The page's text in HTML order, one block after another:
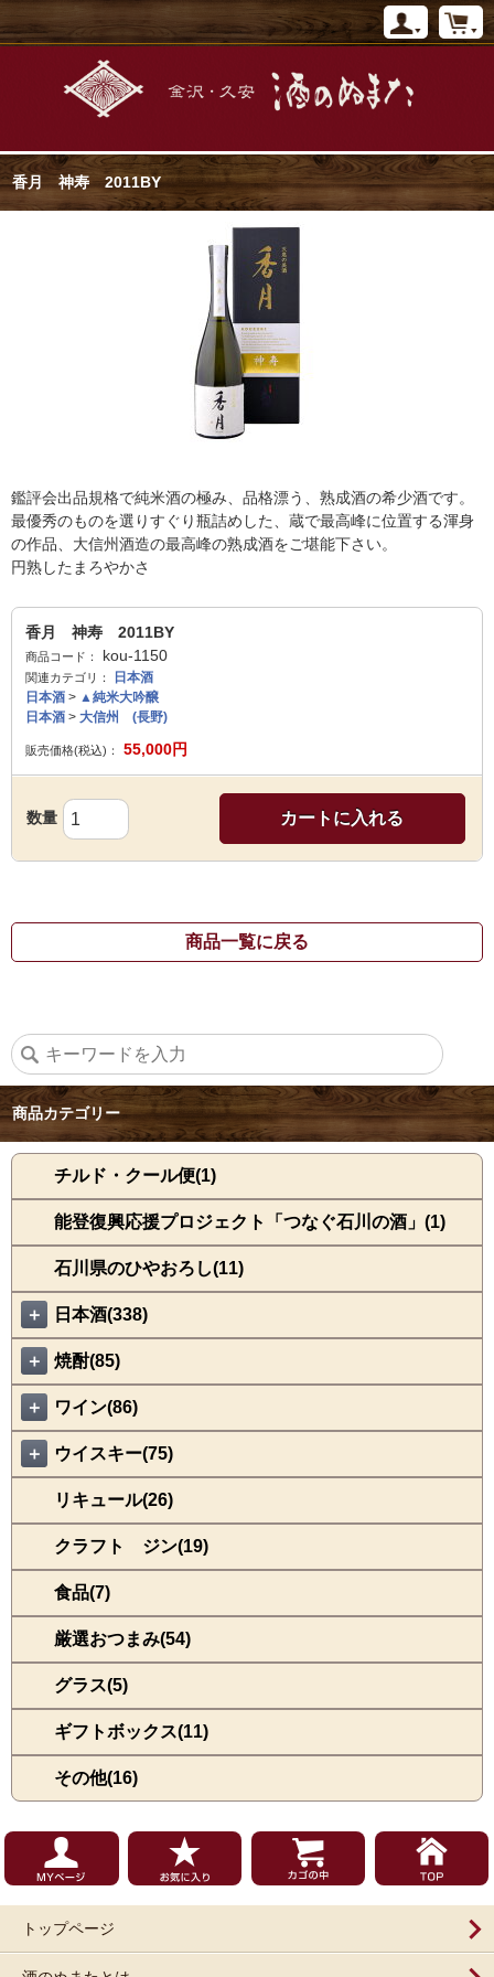
香月 神寿 2011BY
鑑評会出品規格で純米酒の極み、品格漂う、熟成酒の希少酒です。
最優秀のものを選りすぐり瓶詰めした、蔵で最高峰に位置する渾身
の作品、大信州酒造の最高峰の熟成酒をご堪能下さい。
円熟したまろやかさ
香月 神寿 2011BY
商品コード： kou-1150
関連カテゴリ：
日本酒
日本酒 > ▲純米大吟醸
日本酒 > 大信州 (長野)
販売価格(税込)： 55,000円
数量 カートに入れる
商品一覧に戻る
商品カテゴリー
チルド・クール便(1)
能登復興応援プロジェクト「つなぐ石川の酒」(1)
石川県のひやおろし(11)
＋ 日本酒(338)
＋ 焼酎(85)
＋ ワイン(86)
＋ ウイスキー(75)
リキュール(26)
クラフト ジン(19)
食品(7)
厳選おつまみ(54)
グラス(5)
ギフトボックス(11)
その他(16)
トップページ